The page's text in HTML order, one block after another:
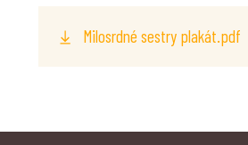
Milosrdné sestry plakát.pdf